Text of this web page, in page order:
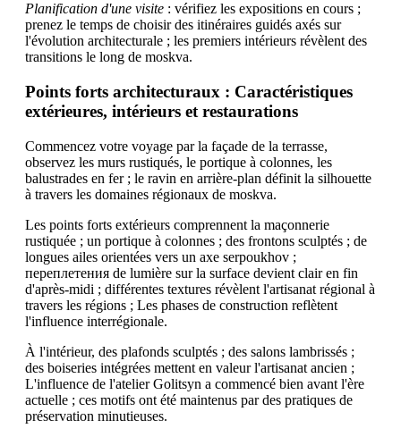
Planification d'une visite : vérifiez les expositions en cours ;
prenez le temps de choisir des itinéraires guidés axés sur
l'évolution architecturale ; les premiers intérieurs révèlent des
transitions le long de moskva.
Points forts architecturaux : Caractéristiques
extérieures, intérieurs et restaurations
Commencez votre voyage par la façade de la terrasse,
observez les murs rustiqués, le portique à colonnes, les
balustrades en fer ; le ravin en arrière-plan définit la silhouette
à travers les domaines régionaux de moskva.
Les points forts extérieurs comprennent la maçonnerie
rustiquée ; un portique à colonnes ; des frontons sculptés ; de
longues ailes orientées vers un axe serpoukhov ;
переплетения de lumière sur la surface devient clair en fin
d'après-midi ; différentes textures révèlent l'artisanat régional à
travers les régions ; Les phases de construction reflètent
l'influence interrégionale.
À l'intérieur, des plafonds sculptés ; des salons lambrissés ;
des boiseries intégrées mettent en valeur l'artisanat ancien ;
L'influence de l'atelier Golitsyn a commencé bien avant l'ère
actuelle ; ces motifs ont été maintenus par des pratiques de
préservation minutieuses.